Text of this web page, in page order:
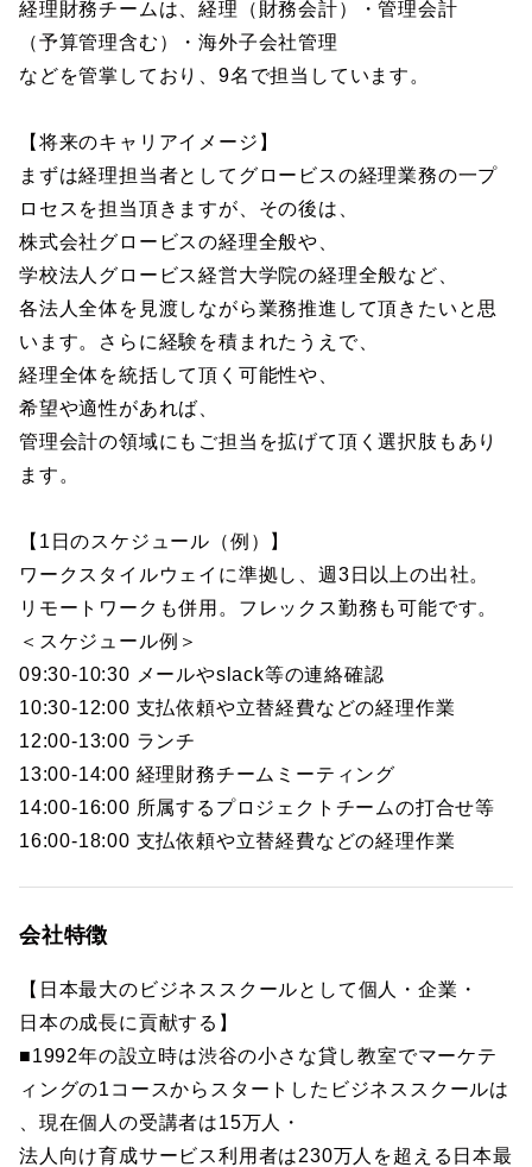
経理財務チームは、経理（財務会計）・管理会計
（予算管理含む）・海外子会社管理
などを管掌しており、9名で担当しています。
【将来のキャリアイメージ】
まずは経理担当者としてグロービスの経理業務の一プ
ロセスを担当頂きますが、その後は、
株式会社グロービスの経理全般や、
学校法人グロービス経営大学院の経理全般など、
各法人全体を見渡しながら業務推進して頂きたいと思
います。さらに経験を積まれたうえで、
経理全体を統括して頂く可能性や、
希望や適性があれば、
管理会計の領域にもご担当を拡げて頂く選択肢もあり
ます。
【1日のスケジュール（例）】
ワークスタイルウェイに準拠し、週3日以上の出社。
リモートワークも併用。フレックス勤務も可能です。
＜スケジュール例＞
09:30-10:30 メールやslack等の連絡確認
10:30-12:00 支払依頼や立替経費などの経理作業
12:00-13:00 ランチ
13:00-14:00 経理財務チームミーティング
14:00-16:00 所属するプロジェクトチームの打合せ等
16:00-18:00 支払依頼や立替経費などの経理作業
会社特徴
【日本最大のビジネススクールとして個人・企業・
日本の成長に貢献する】
■1992年の設立時は渋谷の小さな貸し教室でマーケテ
ィングの1コースからスタートしたビジネススクールは
、現在個人の受講者は15万人・
法人向け育成サービス利用者は230万人を超える日本最